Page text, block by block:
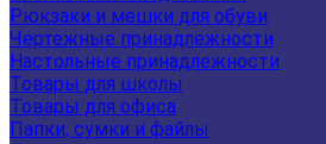
Рюкзаки и мешки для обуви
Чертежные принадлежности
Настольные принадлежности
Товары для школы
Товары для офиса
Папки, сумки и файлы